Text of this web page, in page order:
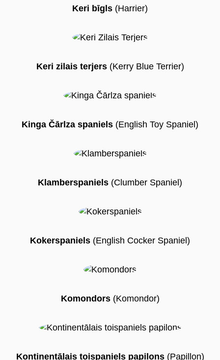
Keri bīgls (Harrier)
Keri zilais terjers(Kerry Blue Terrier)
Kinga Čārlza spaniels (English Toy Spaniel)
Klamberspaniels (Clumber Spaniel)
Kokerspaniels (English Cocker Spaniel)
Komondors(Komondor)
Kontinentālais toispaniels papilons(Papillon)